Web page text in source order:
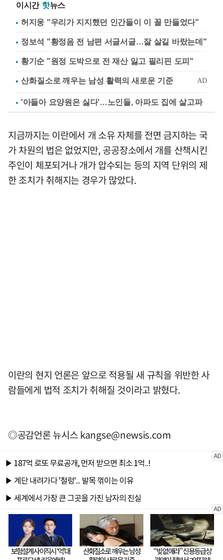
이시간 핫뉴스
허지웅 "우리가 지지했던 인간들이 이 꼴 만들었다"
정보석 "황정음 전 남편 서글서글…잘 살길 바랐는데"
황기순 "원정 도박으로 전 재산 잃고 필리핀 도피"
'아들아 요양원은 싫다'…노인들, 아파도 집에 살고파
지금까지는 이란에서 개 소유 자체를 전면 금지하는 국
가 차원의 법은 없었지만, 공공장소에서 개를 산책시킨
주인이 체포되거나 개가 압수되는 등의 지역 단위의 제
한 조치가 취해지는 경우가 많았다.
이란의 현지 언론은 앞으로 적용될 새 규칙을 위반한 사
람들에게 법적 조치가 취해질 것이라고 밝혔다.
◎공감언론 뉴시스kangse@newsis.com